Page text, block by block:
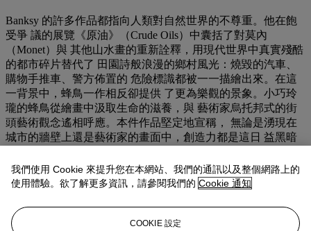
Banksy 的許多作品都指向人類對自然世界的不尊重。他在飽
受爭 議的展覽《原油》（Crude Oils）中囊括了對莫內
（Monet）與 其他山水畫的重新詮釋，用現代世界中真實殘酷
的都市碎片替代了 田園詩般浪漫的鄉村風光：燒毀的汽車、
購物手推車、警方佈置的 危險標識都被一一描繪出來。在這
一背景中，蜂鳥一作相反卻提供 了更為樂觀的景象。小巧玲
瓏的蜂鳥從繪畫中汲取生命的滋養，與 藝術家烏托邦式的街
頭藝術觀念遙相呼應。本件作品堅定地宣稱， 無論是湧現在
城市的牆壁上還是藝術家的畫面中，創造力都是這日 益黑暗
不違法的城市，每個人都可以在自己喜歡的地方畫畫；每條街
道 上到處都充滿著千百萬種顏色與小標語；哪怕站在公車站
地歡迎所有 人，而不僅僅是房地產經紀人和大企業的權貴
們。想像一座像這樣 的城市，以及別再靠在牆上了——（塗
我們使用 Cookie 來提升您在本網站、我們的通訊以及整個網路上的
使用體驗。欲了解更多資訊，請參閱我們的 Cookie 通知
COOKIE 設定